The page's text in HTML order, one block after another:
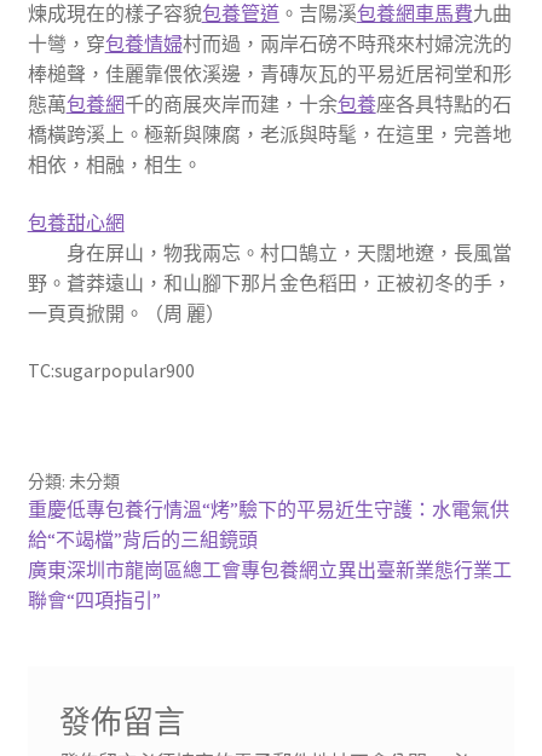
煉成現在的樣子容貌包養管道。吉陽溪包養網車馬費九曲
十彎，穿包養情婦村而過，兩岸石磅不時飛來村婦浣洗的
棒槌聲，佳麗靠偎依溪邊，青磚灰瓦的平易近居祠堂和形
態萬包養網千的商展夾岸而建，十余包養座各具特點的石
橋橫跨溪上。極新與陳腐，老派與時髦，在這里，完善地
相依，相融，相生。
包養甜心網
身在屏山，物我兩忘。村口鵠立，天闊地遼，長風當
野。蒼莽遠山，和山腳下那片金色稻田，正被初冬的手，
一頁頁掀開。（周 麗）
TC:sugarpopular900
分類: 未分類
文
章
導
上
一
篇
文
重慶低專包養行情溫“烤”驗下的平易近生守護：水電氣供
給“不竭檔”背后的三組鏡頭
下
一
廣東深圳市龍崗區總工會專包養網立異出臺新業態行業工
聯會“四項指引”
發佈留言